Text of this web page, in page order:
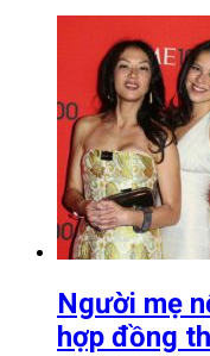
Người mẹ
hợp đồng